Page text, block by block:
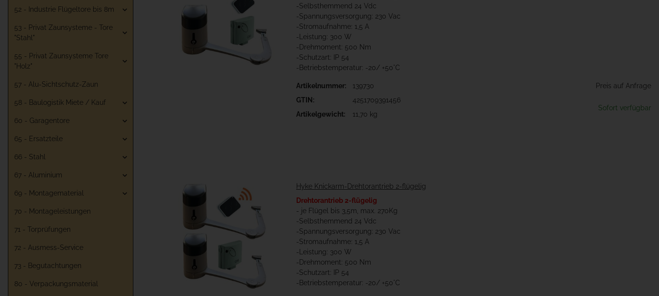
-Selbsthemmend 24 Vdc
-Spannungsversorgung: 230 Vac
-Stromaufnahme: 1,5 A
-Leistung: 300 W
-Drehmoment: 500 Nm
-Schutzart: IP 54
-Betriebstemperatur: -20/ +50°C
Artikelnummer:
139730
GTIN:
4251709391456
Artikelgewicht:
11,70 kg
Preis auf Anfrage
Sofort verfügbar
Hyke Knickarm-Drehtorantrieb 2-flügelig
Drehtorantrieb 2-flügelig
- je Flügel bis 3,5m, max. 270Kg
-Selbsthemmend 24 Vdc
-Spannungsversorgung: 230 Vac
-Stromaufnahme: 1,5 A
-Leistung: 300 W
-Drehmoment: 500 Nm
-Schutzart: IP 54
-Betriebstemperatur: -20/ +50°C
52 - Industrie Flügeltore bis 8m
53 - Privat Zaunsysteme - Tore
"Stahl"
55 - Privat Zaunsysteme Tore
"Holz"
57 - Alu-Sichtschutz-Zaun
58 - Baulogistik Miete / Kauf
60 - Garagentore
65 - Ersatzteile
66 - Stahl
67 - Aluminium
69 - Montagematerial
70 - Montageleistungen
71 - Torprüfungen
72 - Ausmess-Service
73 - Begutachtungen
80 - Verpackungsmaterial